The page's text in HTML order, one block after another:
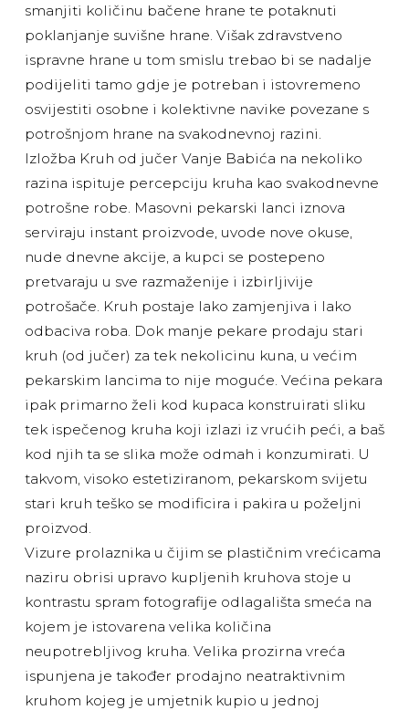
smanjiti količinu bačene hrane te potaknuti
poklanjanje suvišne hrane. Višak zdravstveno
ispravne hrane u tom smislu trebao bi se nadalje
podijeliti tamo gdje je potreban i istovremeno
osvijestiti osobne i kolektivne navike povezane s
potrošnjom hrane na svakodnevnoj razini.
Izložba Kruh od jučer Vanje Babića na nekoliko
razina ispituje percepciju kruha kao svakodnevne
potrošne robe. Masovni pekarski lanci iznova
serviraju instant proizvode, uvode nove okuse,
nude dnevne akcije, a kupci se postepeno
pretvaraju u sve razmaženije i izbirljivije
potrošače. Kruh postaje lako zamjenjiva i lako
odbaciva roba. Dok manje pekare prodaju stari
kruh (od jučer) za tek nekolicinu kuna, u većim
pekarskim lancima to nije moguće. Većina pekara
ipak primarno želi kod kupaca konstruirati sliku
tek ispečenog kruha koji izlazi iz vrućih peći, a baš
kod njih ta se slika može odmah i konzumirati. U
takvom, visoko estetiziranom, pekarskom svijetu
stari kruh teško se modificira i pakira u poželjni
proizvod.
Vizure prolaznika u čijim se plastičnim vrećicama
naziru obrisi upravo kupljenih kruhova stoje u
kontrastu spram fotografije odlagališta smeća na
kojem je istovarena velika količina
neupotrebljivog kruha. Velika prozirna vreća
ispunjena je također prodajno neatraktivnim
kruhom kojeg je umjetnik kupio u jednoj